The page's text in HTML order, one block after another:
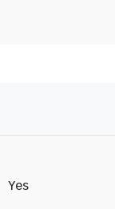
Yes